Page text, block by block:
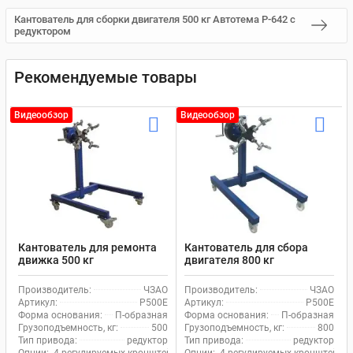
Кантователь для сборки двигателя 500 кг Автотема Р-642 с
редуктором
Рекомендуемые товары
Видеообзор
Кантователь для ремонта
движка 500 кг
механический ЧЗАО Р500Е
с червячным редуктором
Производитель:
ЧЗАО
Артикул:
Р500Е
Форма основания:
П-образная
Грузоподъемность, кг:
500
Тип привода:
редуктор
Видеообзор
Кантователь для сбора
двигателя 800 кг
механический ЧЗАО Р500Е
с червячным редуктором
Производитель:
ЧЗАО
Артикул:
Р500Е
Форма основания:
П-образная
Грузоподъемность, кг:
800
Тип привода:
редуктор